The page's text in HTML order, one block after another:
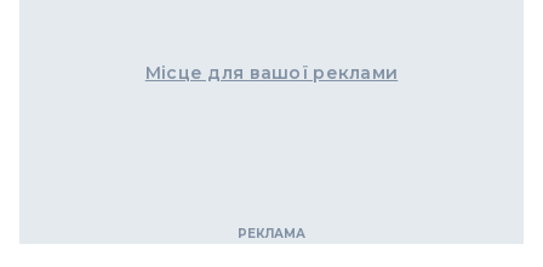
Місце для вашої реклами